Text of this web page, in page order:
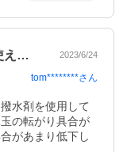
今まではガラスとボディの両方に使える撥… 2023/6/24
tom********さん
水剤を使用して
の転がり具合が
があまり低下し